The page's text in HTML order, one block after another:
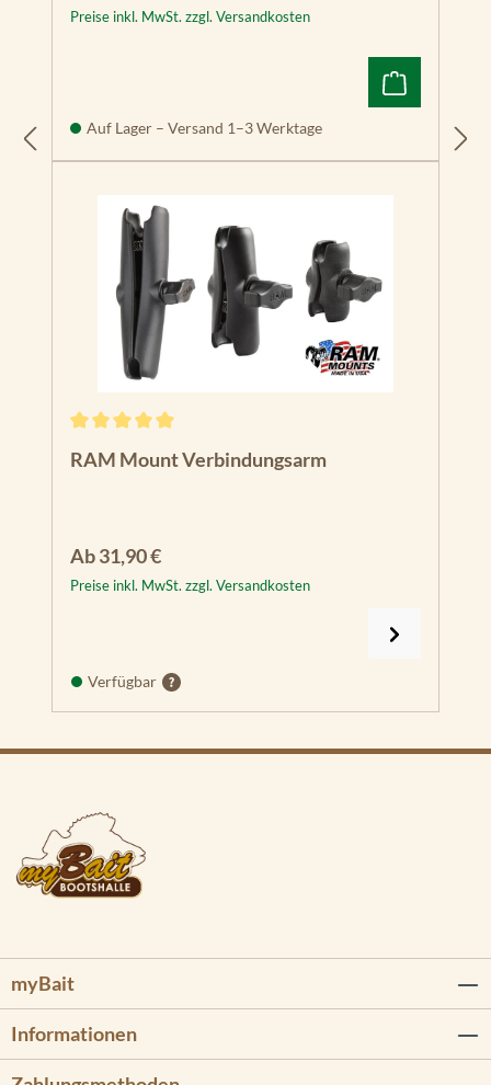
Preise inkl. MwSt. zzgl. Versandkosten
Auf Lager – Versand 1–3 Werktage
RAM Mount Verbindungsarm
Regulärer Preis:
Ab31,90 €
Preise inkl. MwSt. zzgl. Versandkosten
Verfügbar
myBait
Informationen